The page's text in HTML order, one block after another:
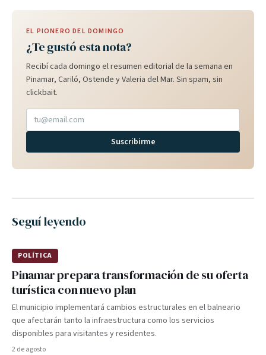
EL PIONERO DEL DOMINGO
¿Te gustó esta nota?
Recibí cada domingo el resumen editorial de la semana en
Pinamar, Cariló, Ostende y Valeria del Mar. Sin spam, sin
clickbait.
Suscribirme
Seguí leyendo
POLÍTICA
Pinamar prepara transformación de su oferta
turística con nuevo plan
El municipio implementará cambios estructurales en el balneario
que afectarán tanto la infraestructura como los servicios
disponibles para visitantes y residentes.
2 de agosto